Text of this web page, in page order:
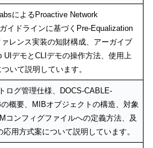
によるProactive Network
イドラインに基づくPre-Equalization
レンス実装の知財構成、アーガイブ
UIデモとCLIデモの操作方法、使用上
いて説明しています。
ログ管理仕様、DOCS-CABLE-
概要、MIBオブジェクトの構造、対象
コンフィグファイルへの定義方法、及
応用方式案について説明しています。